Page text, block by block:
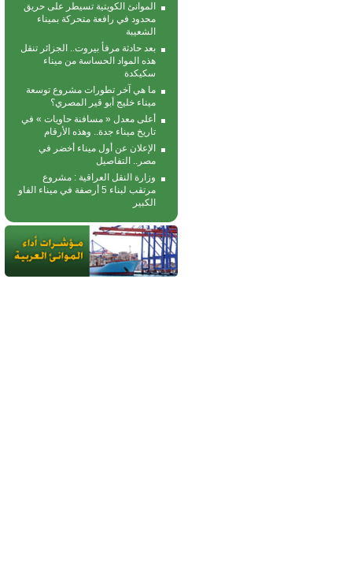
الموانئ الكويتية تسيطر على حريق
محدود في رافعة متحركة بمیناء
الشعیبة
بعد حادثة مرفأ بيروت.. الجزائر تنقل
هذه المواد الحساسة من ميناء
سكيكدة
ما هي آخر تطورات مشروع توسعة
ميناء خليج أبو قير المصري؟
أعلى معدل « مسافنة حاويات » في
تاريخ ميناء جدة.. وهذه الأرقام
الإعلان عن أول ميناء أخضر في
مصر.. التفاصيل
وزارة النقل العراقية : مشروع
مرتقب لبناء 5 أرصفة في ميناء الفاو
الكبير